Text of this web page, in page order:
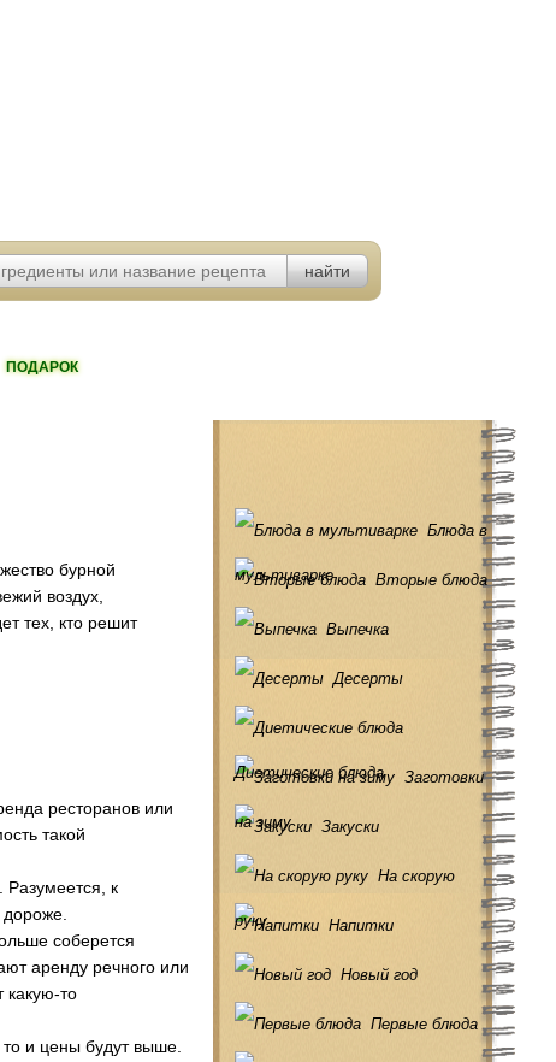
ПОДАРОК
бурной
воздух,
тех, кто решит
ресторанов или
такой
Разумеется, к
соберется
аренду речного или
какую-то
и цены будут выше.
Блюда в
мультиварке Вторые блюда
Выпечка
Десерты
Диетические блюда Заготовки
на зиму Закуски
На скорую
руку Напитки
Новый год
Первые блюда